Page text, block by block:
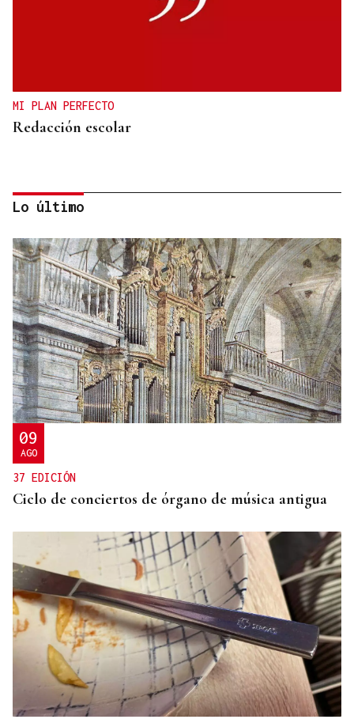
MI PLAN PERFECTO
Redacción escolar
Jenaro Castro
TRAZADO HORIZONTAL
El sueño de una noche de verano
Lo último
09
AGO
37 EDICIÓN
Ciclo de conciertos de órgano de música antigua